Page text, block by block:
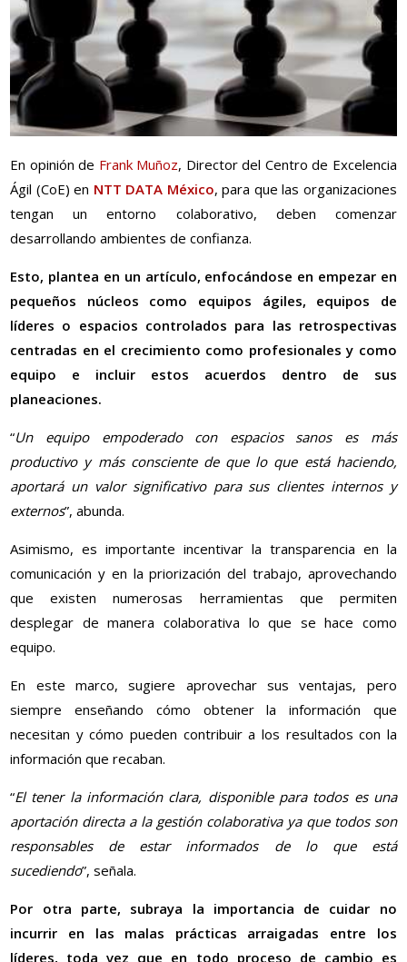
En opinión de Frank Muñoz, Director del Centro de Excelencia
Ágil (CoE) en NTT DATA México, para que las organizaciones
tengan un entorno colaborativo, deben comenzar
desarrollando ambientes de confianza.
Esto, plantea en un artículo, enfocándose en empezar en
pequeños núcleos como equipos ágiles, equipos de
líderes o espacios controlados para las retrospectivas
centradas en el crecimiento como profesionales y como
equipo e incluir estos acuerdos dentro de sus
planeaciones.
“Un equipo empoderado con espacios sanos es más
productivo y más consciente de que lo que está haciendo,
aportará un valor significativo para sus clientes internos y
externos”, abunda.
Asimismo, es importante incentivar la transparencia en la
comunicación y en la priorización del trabajo, aprovechando
que existen numerosas herramientas que permiten
desplegar de manera colaborativa lo que se hace como
equipo.
En este marco, sugiere aprovechar sus ventajas, pero
siempre enseñando cómo obtener la información que
necesitan y cómo pueden contribuir a los resultados con la
información que recaban.
“El tener la información clara, disponible para todos es una
aportación directa a la gestión colaborativa ya que todos son
responsables de estar informados de lo que está
sucediendo”, señala.
Por otra parte, subraya la importancia de cuidar no
incurrir en las malas prácticas arraigadas entre los
líderes, toda vez que en todo proceso de cambio es